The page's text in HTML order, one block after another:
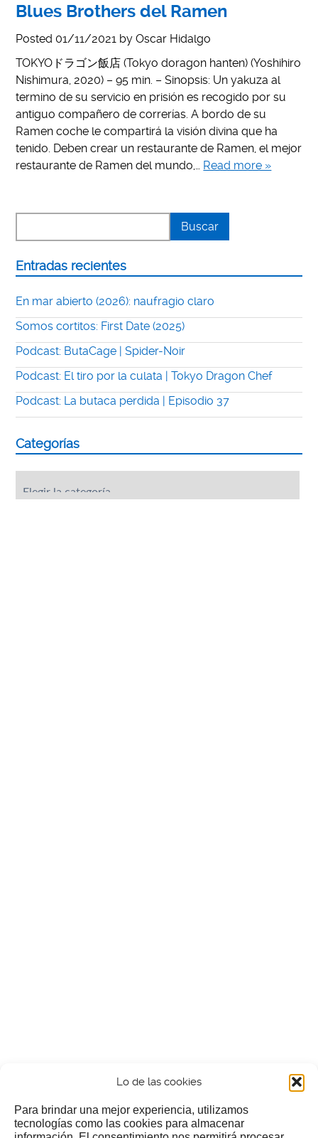
Lo de las cookies
Para brindar una mejor experiencia, utilizamos
tecnologías como las cookies para almacenar
Blues Brothers del Ramen
Posted 01/11/2021 byOscar Hidalgo
TOKYOドラゴン飯店 (Tokyo doragon hanten) (Yoshihiro
Nishimura, 2020) – 95 min. – Sinopsis: Un yakuza al
termino de su servicio en prisión es recogido por su
antiguo compañero de correrías. A bordo de su
Ramen coche le compartirá la visión divina que ha
tenido. Deben crear un restaurante de Ramen, el mejor
restaurante de Ramen del mundo,… Read more »
Entradas recientes
En mar abierto (2026): naufragio claro
Somos cortitos: First Date (2025)
Podcast: ButaCage | Spider-Noir
Podcast: El tiro por la culata | Tokyo Dragon Chef
Podcast: La butaca perdida | Episodio 37
Categorías